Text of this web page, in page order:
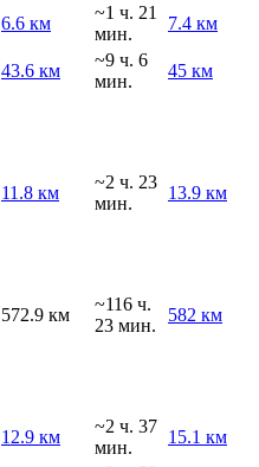
6.6 км
~1 ч. 21
мин.
7.4 км
43.6 км
~9 ч. 6
мин.
45 км
11.8 км
~2 ч. 23
мин.
13.9 км
572.9 км
~116 ч.
23 мин.
582 км
12.9 км
~2 ч. 37
мин.
15.1 км